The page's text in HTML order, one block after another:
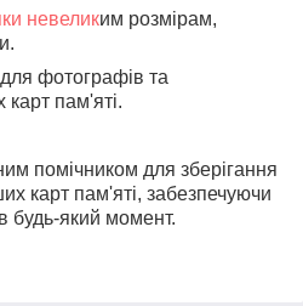
невеликим розмірам,
для фотографів та
карт пам'яті.
помічником для зберігання
карт пам'яті, забезпечуючи
будь-який момент.